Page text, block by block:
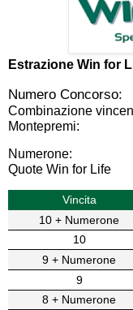
Estrazione Win for
Numero Concorso:
Combinazione
Montepremi:
Numerone:
Quote Win for Life
Vincita
10 + Numerone
10
9 + Numerone
9
8 + Numerone